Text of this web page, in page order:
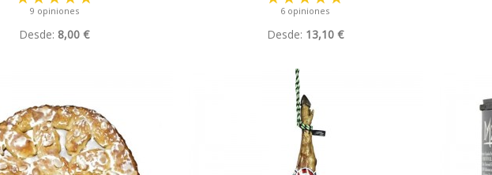
9 opiniones
Desde: 8,00 €
6 opiniones
Desde: 13,10 €